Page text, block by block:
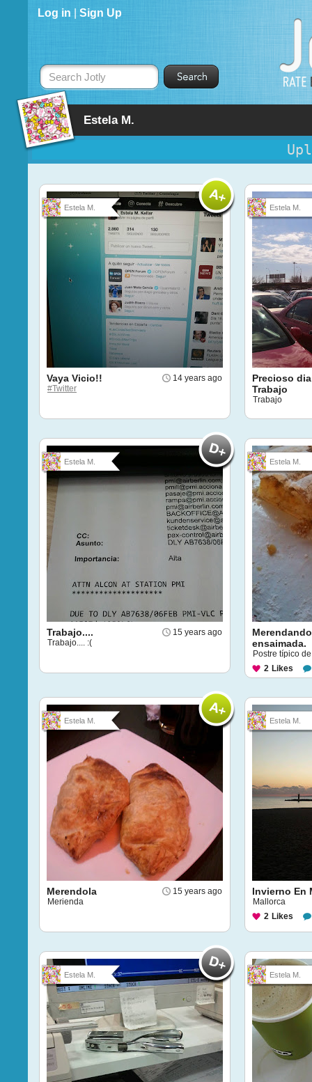
Estela M.
Log in Sign Up
Search Jotly
Estela M.
14 years ago
Vaya Vicio!!
#Twitter
Estela M.
Precioso
Trabajo
Trabajo
Estela M.
15 years ago
Trabajo....
Trabajo.... :(
Estela M.
Merendando
ensaimada.
Postre típico
2 Likes
Estela M.
15 years ago
Merendola
Merienda
Estela M.
Invierno En
Mallorca
2 Likes
Estela M. Estela M.